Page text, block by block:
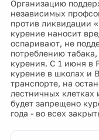
Организацию
независимых
против ликвидации
курение наносит
оспаривают, не
потреблению
курения. С 1 июня в
курение в школах и
транспорте, на
лестничных клетках
будет запрещено
года - во всех